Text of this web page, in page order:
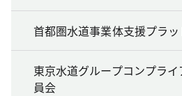
首都圏水道事業体支援プラ
東京水道グループコンプラ
員会